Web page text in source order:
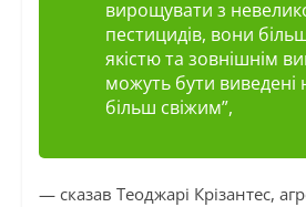
вирощувати з
пестицидів, вони
якістю та зовнішнім
можуть бути виведені
більш свіжим”,
— сказав Теоджарі Крізантес,